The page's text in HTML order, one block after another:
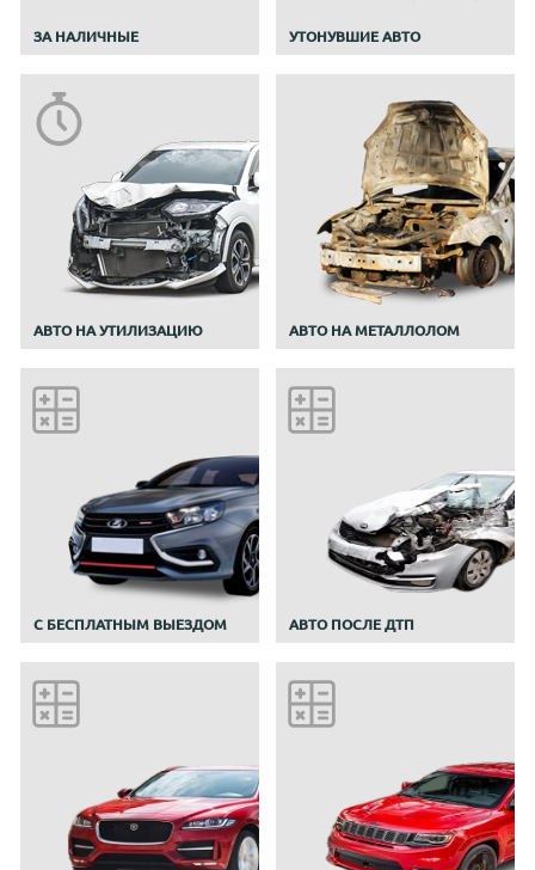
ЗА НАЛИЧНЫЕ УТОНУВШИЕ АВТО
АВТО НА УТИЛИЗАЦИЮ АВТО НА МЕТАЛЛОЛОМ
С БЕСПЛАТНЫМ ВЫЕЗДОМ АВТО ПОСЛЕ ДТП